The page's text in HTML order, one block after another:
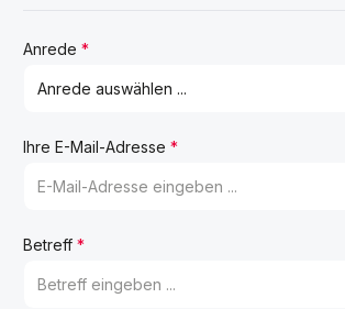
Anrede *
Ihre E-Mail-Adresse *
Betreff *